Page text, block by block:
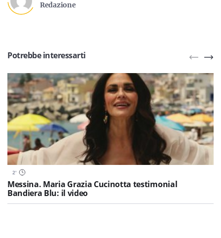
Redazione
Potrebbe interessarti
2'
Messina. Maria Grazia Cucinotta testimonial
Bandiera Blu: il video